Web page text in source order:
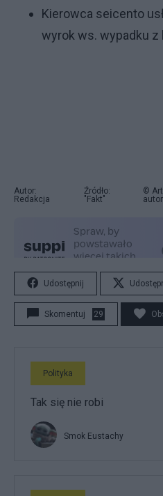
Kierowca seicento
wyrok ws. wypadku z
Autor:
Redakcja
Źródło:
"Fakt"
©
Udostępnij
Skomentuj 29
Polityka
Tak się nie robi
Smok Eustachy